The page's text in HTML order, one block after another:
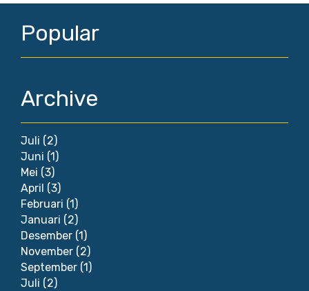
Popular
Archive
Juli (2)
Juni (1)
Mei (3)
April (3)
Februari (1)
Januari (2)
Desember (1)
November (2)
September (1)
Juli (2)